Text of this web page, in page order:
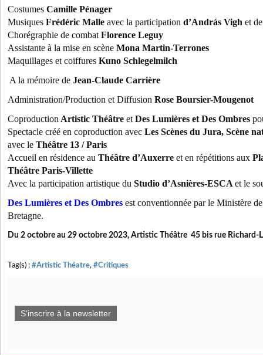
Costumes Camille Pénager
Musiques Frédéric Malle avec la participation d’András Vigh et de
Chorégraphie de combat Florence Leguy
Assistante à la mise en scène Mona Martin-Terrones
Maquillages et coiffures Kuno Schlegelmilch
A la mémoire de Jean-Claude Carrière
Administration/Production et Diffusion Rose Boursier-Mougenot
Coproduction Artistic Théâtre et Des Lumières et Des Ombres
Spectacle créé en coproduction avec Les Scènes du Jura, Scène
avec le Théâtre 13 / Paris
Accueil en résidence au Théâtre d’Auxerre et en répétitions aux
Théâtre Paris-Villette
Avec la participation artistique du Studio d’Asnières-ESCA et le
Des Lumières et Des Ombres est conventionnée par le Ministère
Bretagne.
Du 2 octobre au 29 octobre 2023, Artistic Théâtre 45 bis rue Richard-
Tag(s) : #Artistic Théatre, #Critiques
S'inscrire à la newsletter